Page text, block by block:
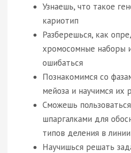
Узнаешь, что такое
кариотип
Разберешься, как
хромосомные наборы
ошибаться
Познакомимся со
мейоза и научимся их
Сможешь
шпаргалками для
типов деления в
Научишься решать